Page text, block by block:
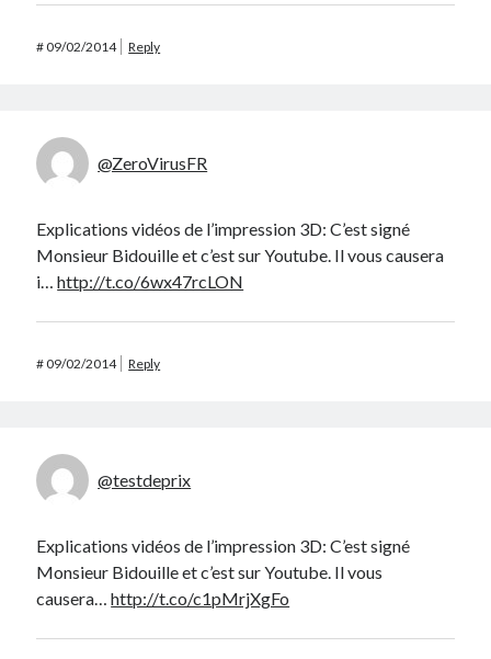
#09/02/2014 Reply
@ZeroVirusFR
Explications vidéos de l’impression 3D: C’est signé
Monsieur Bidouille et c’est sur Youtube. Il vous causera
i…http://t.co/6wx47rcLON
#09/02/2014 Reply
@testdeprix
Explications vidéos de l’impression 3D: C’est signé
Monsieur Bidouille et c’est sur Youtube. Il vous
causera…http://t.co/c1pMrjXgFo